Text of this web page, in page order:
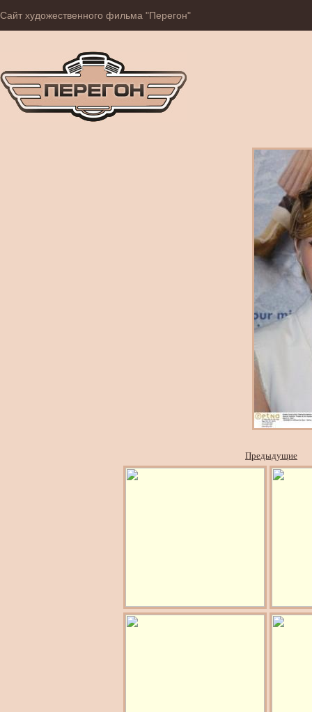
Сайт художественного фильма "Перегон"
Предыдущие